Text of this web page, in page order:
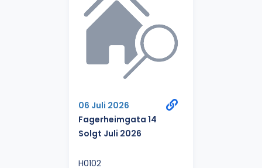
06 Juli 2026
Fagerheimgata 14
Solgt Juli 2026
H0102